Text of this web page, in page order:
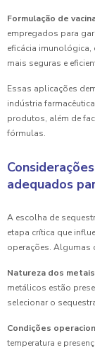
Formulação de
empregados para
eficácia
mais seguras e
Essas aplicações
indústria
produtos, além de
fórmulas.
adequados
A escolha de
etapa crítica que
operações. Algumas
Natureza dos
metálicos estão
selecionar o
Condições
temperatura e